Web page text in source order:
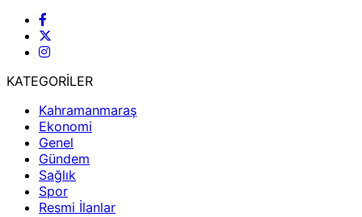
KATEGORİLER
Kahramanmaraş
Ekonomi
Genel
Gündem
Sağlık
Spor
Resmi İlanlar